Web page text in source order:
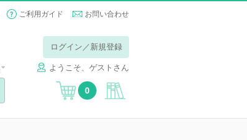
ご利用ガイド お問い合わせ
ログイン／新規登録
ようこそ、ゲストさん
0